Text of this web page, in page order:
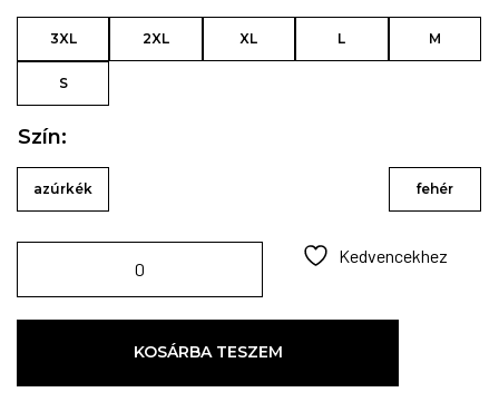
3XL 2XL XL L M
S
Szín:
azúrkék fehér
KOSÁRBA TESZEM
Kedvencekhez